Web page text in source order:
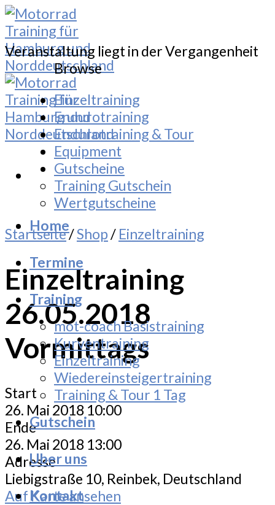
Skip
to
content
Home
Termine
Training
mot-coach Basistraining
Kurventraining
Einzeltraining
Wiedereinsteigertraining
Training & Tour 1 Tag
Gutschein
Uber uns
Kontakt
Veranstaltung liegt in der Vergangenheit
Startseite/Shop/ Einzeltraining
Einzeltraining
26.05.2018
Vormittags
Start
26. Mai 2018 10:00
Ende
26. Mai 2018 13:00
Adresse
Liebigstraße 10, Reinbek, Deutschland
Auf Karte ansehen
Browse
Einzeltraining
Endurotraining
Endurotraining & Tour
Equipment
Gutscheine
Training Gutschein
Wertgutscheine